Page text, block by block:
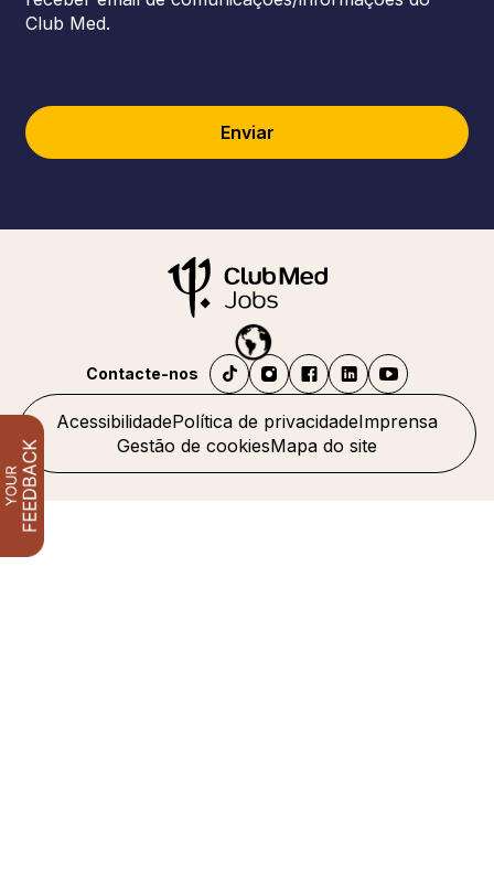
Club Med.
Enviar
AcessibilidadePolítica de privacidadeImprensa
Gestão de cookiesMapa do site
Contacte-nos